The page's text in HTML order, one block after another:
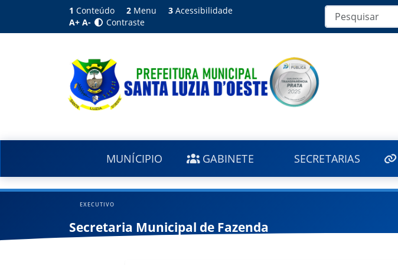
1 Conteúdo 2 Menu 3 Acessibilidade
A+ A- Contraste
MUNÍCIPIO GABINETE SECRETARIAS
EXECUTIVO
Secretaria Municipal de Fazenda